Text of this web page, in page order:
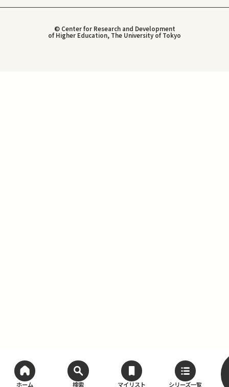
ホーム 検索 マイリスト シリーズ一覧
© Center for Research and Development
of Higher Education, The University of Tokyo